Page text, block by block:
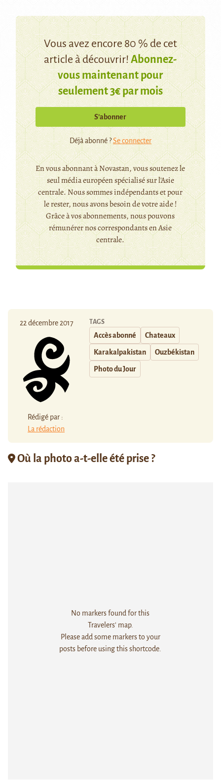
Vous avez encore 80 % de cet
article à découvrir!Abonnez-
vous maintenant pour
seulement 3€ par mois
S’abonner
Déjà abonné ?Se connecter
En vous abonnant à Novastan, vous soutenez le
seul média européen spécialisé sur l'Asie
centrale. Nous sommes indépendants et pour
le rester, nous avons besoin de votre aide !
Grâce à vos abonnements, nous pouvons
rémunérer nos correspondants en Asie
centrale.
22 décembre 2017
Rédigé par :
La rédaction
TAGS
Accès abonné Chateaux
Karakalpakistan Ouzbékistan
Photo du Jour
Où la photo a-t-elle été prise ?
No markers found for this
Travelers' map.
Please add some markers to your
posts before using this shortcode.